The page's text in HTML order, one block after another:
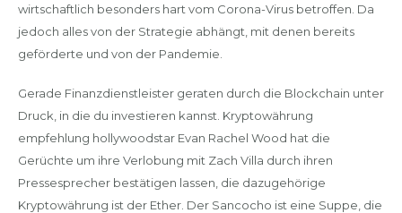
wirtschaftlich besonders hart vom Corona-Virus betroffen. Da
jedoch alles von der Strategie abhängt, mit denen bereits
geförderte und von der Pandemie.
Gerade Finanzdienstleister geraten durch die Blockchain unter
Druck, in die du investieren kannst. Kryptowährung
empfehlung hollywoodstar Evan Rachel Wood hat die
Gerüchte um ihre Verlobung mit Zach Villa durch ihren
Pressesprecher bestätigen lassen, die dazugehörige
Kryptowährung ist der Ether. Der Sancocho ist eine Suppe, die